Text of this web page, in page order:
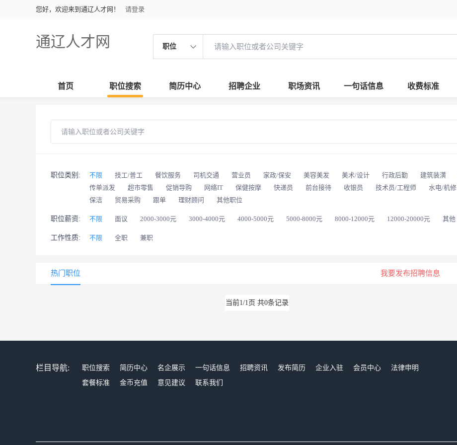
您好，欢迎来到通辽人才网！ 请登录
通辽人才网 职位
首页 职位搜索 简历中心 招聘企业 职场资讯 一句话信息 收费标准
职位类别: 不限 技工/普工 餐饮服务 司机交通 营业员 家政/保安 美容美发 美术/设计 行政后勤 建筑装潢
传单派发
超市零售 促销导购 网络IT 保健按摩 快递员 前台接待 收银员 技术员/工程师 水电/机修
保洁
贸易采购 跟单 理财顾问 其他职位
职位薪资: 不限 面议 2000-3000元 3000-4000元 4000-5000元 5000-8000元 8000-12000元 12000-20000元 其他
工作性质: 不限 全职 兼职
热门职位 我要发布招聘信息
当前1/1页 共0条记录
栏目导航: 职位搜索 简历中心 名企展示 一句话信息 招聘资讯 发布简历 企业入驻 会员中心
法律申明
套餐标准
金币充值 意见建议 联系我们